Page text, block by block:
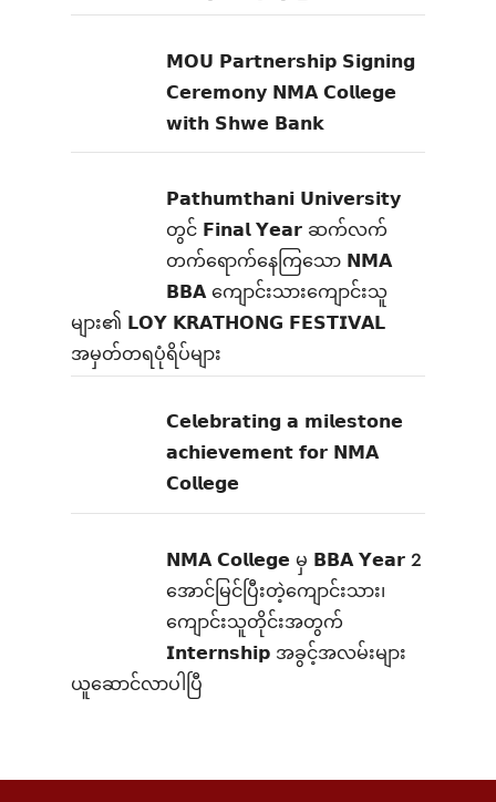
𝗠𝗢𝗨 𝗣𝗮𝗿𝘁𝗻𝗲𝗿𝘀𝗵𝗶𝗽 𝗦𝗶𝗴𝗻𝗶𝗻𝗴
𝗖𝗲𝗿𝗲𝗺𝗼𝗻𝘆 𝗡𝗠𝗔 𝗖𝗼𝗹𝗹𝗲𝗴𝗲
𝘄𝗶𝘁𝗵 𝗦𝗵𝘄𝗲 𝗕𝗮𝗻𝗸
𝗣𝗮𝘁𝗵𝘂𝗺𝘁𝗵𝗮𝗻𝗶 𝗨𝗻𝗶𝘃𝗲𝗿𝘀𝗶𝘁𝘆
တွင် 𝗙𝗶𝗻𝗮𝗹 𝗬𝗲𝗮𝗿 ဆက်လက်
တက်ရောက်နေကြသော 𝗡𝗠𝗔
𝗕𝗕𝗔 ကျောင်းသားကျောင်းသူ
များ၏ 𝗟𝗢𝗬 𝗞𝗥𝗔𝗧𝗛𝗢𝗡𝗚 𝗙𝗘𝗦𝗧𝗜𝗩𝗔𝗟
အမှတ်တရပုံရိပ်များ
𝗖𝗲𝗹𝗲𝗯𝗿𝗮𝘁𝗶𝗻𝗴 𝗮 𝗺𝗶𝗹𝗲𝘀𝘁𝗼𝗻𝗲
𝗮𝗰𝗵𝗶𝗲𝘃𝗲𝗺𝗲𝗻𝘁 𝗳𝗼𝗿 𝗡𝗠𝗔
𝗖𝗼𝗹𝗹𝗲𝗴𝗲
𝗡𝗠𝗔 𝗖𝗼𝗹𝗹𝗲𝗴𝗲 မှ 𝗕𝗕𝗔 𝗬𝗲𝗮𝗿 2
အောင်မြင်ပြီးတဲ့ကျောင်းသား၊‌
ကျောင်းသူတိုင်းအတွက်
𝗜𝗻𝘁𝗲𝗿𝗻𝘀𝗵𝗶𝗽 အခွင့်အလမ်းများ
ယူဆောင်လာပါပြီ